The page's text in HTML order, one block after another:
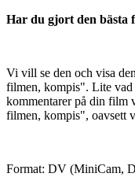
Har du gjort den bästa
Vi vill se den och visa
filmen, kompis". Lite vad
kommentarer på din film
filmen, kompis", oavsett
Format: DV (MiniCam,